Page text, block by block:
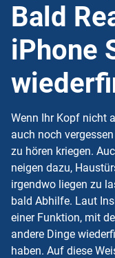
Bald
iPhone
Wenn Ihr Kopf nicht
auch noch
zu hören kriegen.
neigen dazu,
irgendwo liegen zu
bald Abhilfe. Laut
einer Funktion, mit
andere Dinge
haben. Auf diese